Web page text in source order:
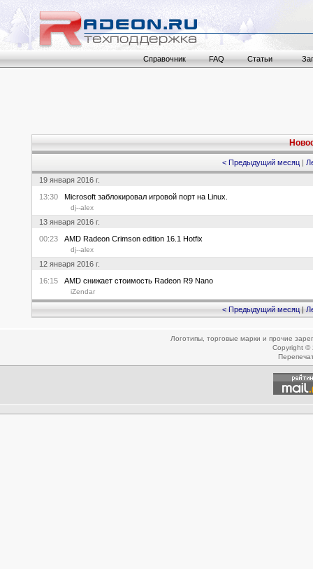
Справочник FAQ Статьи
< Предыдущий месяц |
19 января 2016 г.
13:30 Microsoft заблокировал игровой порт на Linux.
dj--alex
13 января 2016 г.
00:23 AMD Radeon Crimson edition 16.1 Hotfix
dj--alex
12 января 2016 г.
16:15 AMD снижает стоимость Radeon R9 Nano
iZendar
< Предыдущий месяц|
Логотипы, торговые марки и прочие
Copyright ©